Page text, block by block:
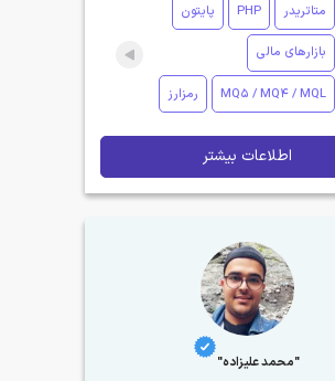
متاتریدر PHP پایتون
بازارهای مالی
MQ5 / MQ4 / MQL رمزارز
اطلاعات بیشتر
"محمد علیزاده"